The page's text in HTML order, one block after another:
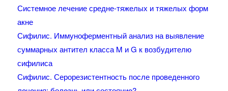
Системное лечение средне-тяжелых и тяжелых форм
акне
Сифилис. Иммуноферментный анализ на выявление
суммарных антител класса M и G к возбудителю
сифилиса
Сифилис. Серорезистентность после проведенного